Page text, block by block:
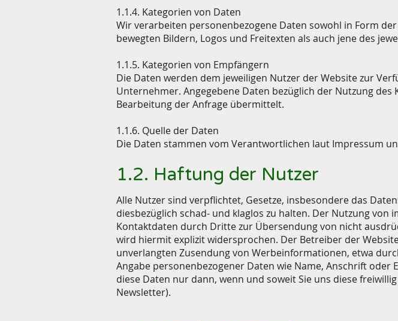
1.1.4. Kategorien von Daten
Wir verarbeiten personenbezogene Daten sowohl in Form
bewegten Bildern, Logos und Freitexten als auch jene des
1.1.5. Kategorien von Empfängern
Die Daten werden dem jeweiligen Nutzer der Website zur
Unternehmer. Angegebene Daten bezüglich der Nutzung
Bearbeitung der Anfrage übermittelt.
1.1.6. Quelle der Daten
Die Daten stammen vom Verantwortlichen laut Impressum
1.2. Haftung der Nutzer
Alle Nutzer sind verpflichtet, Gesetze, insbesondere das
diesbezüglich schad- und klaglos zu halten. Der Nutzung
Kontaktdaten durch Dritte zur Übersendung von nicht
wird hiermit explizit widersprochen. Der Betreiber der
unverlangten Zusendung von Werbeinformationen, etwa
Angabe personenbezogener Daten wie Name, Anschrift
diese Daten nur dann, wenn und soweit Sie uns diese
Newsletter).